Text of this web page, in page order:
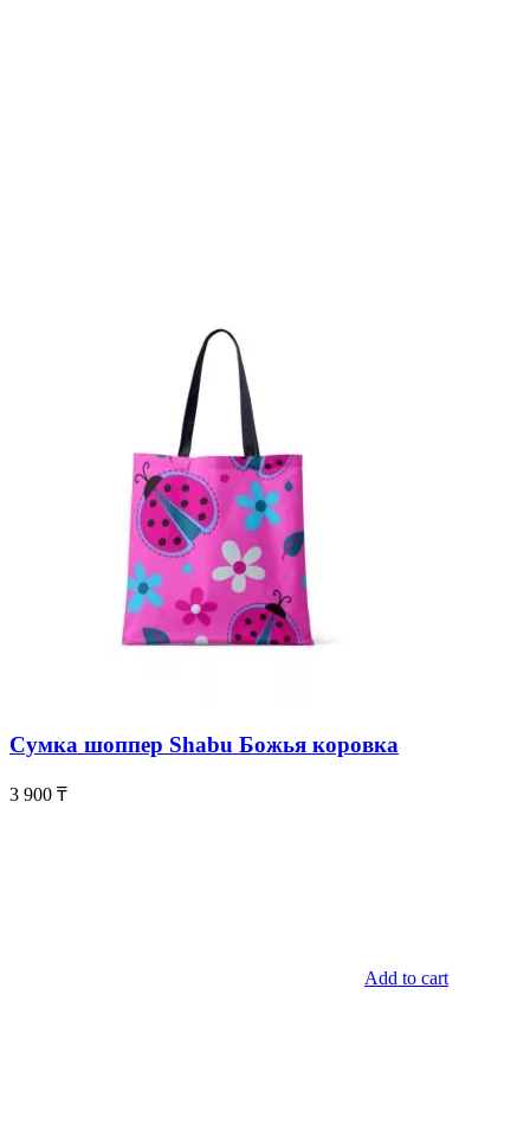
Сумка шоппер Shabu Божья коровка
3 900 ₸
Add to cart